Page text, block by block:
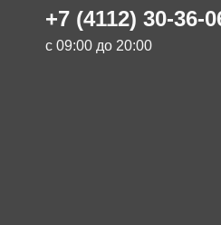
+7 (4112) 30-36-
с 09:00 до 20:00